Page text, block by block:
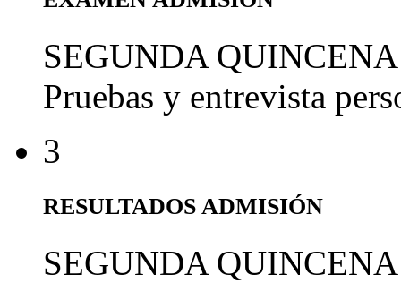
SEGUNDA
Pruebas y entrevista
3
RESULTADOS ADMISIÓN
SEGUNDA